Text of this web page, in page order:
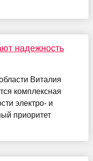
надежность
Виталия
комплексная
электро- и
приоритет